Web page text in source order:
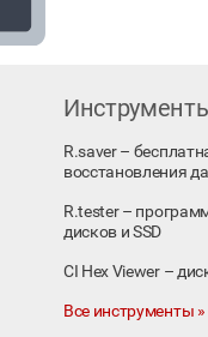
R.saver –
восстановления
R.tester –
дисков и SSD
CI Hex Viewer –
Все инструменты »